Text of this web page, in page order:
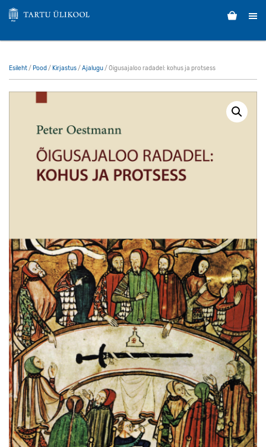
Esileht/ Pood / Kirjastus/ Ajalugu/ Õigusajaloo radadel: kohus ja protsess